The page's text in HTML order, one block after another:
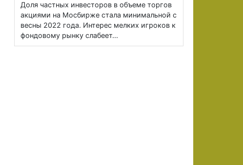
Доля частных инвесторов в объеме торгов
акциями на Мосбирже стала минимальной с
весны 2022 года. Интерес мелких игроков к
фондовому рынку слабеет...